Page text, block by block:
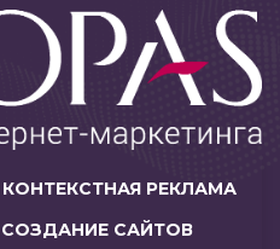
КОНТЕКСТНАЯ РЕКЛАМА
СОЗДАНИЕ САЙТОВ